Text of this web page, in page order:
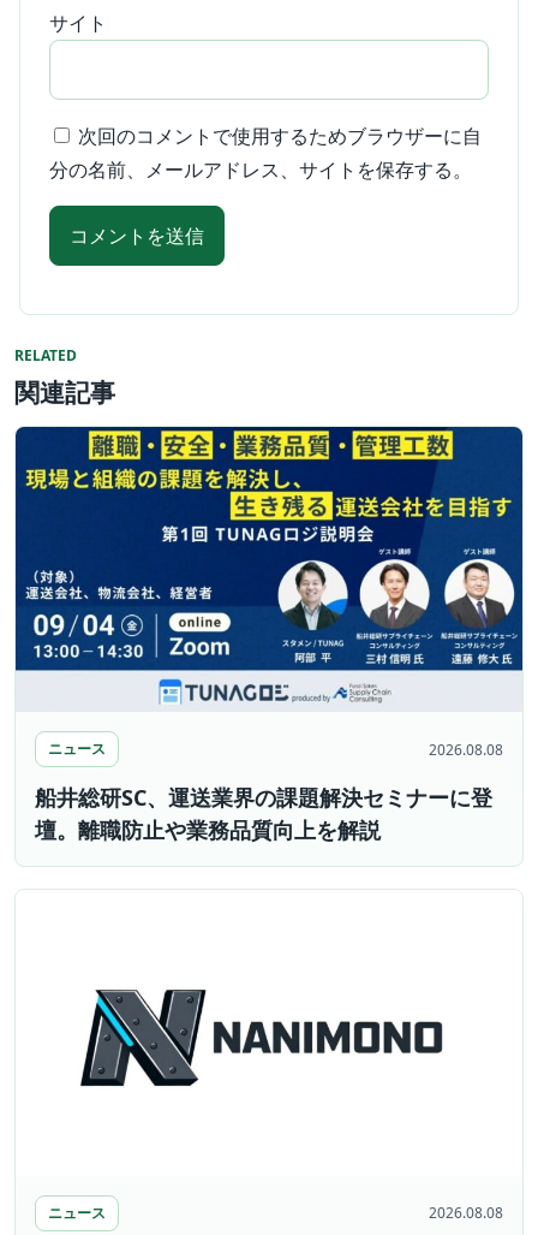
サイト
次回のコメントで使用するためブラウザーに自
分の名前、メールアドレス、サイトを保存する。
RELATED
関連記事
ニュース 2026.08.08
船井総研SC、運送業界の課題解決セミナーに登
壇。離職防止や業務品質向上を解説
ニュース 2026.08.08